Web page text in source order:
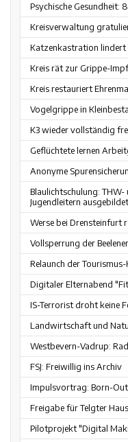
Psychische Gesundheit:
Kreisverwaltung
Katzenkastration lindert
Kreis rät zur Grippe-
Kreis restauriert
Vogelgrippe in
K3 wieder vollständig
Geflüchtete lernen
Anonyme
Blaulichtschulung: THW-
Jugendleitern ausgebildet
Werse bei Drensteinfurt
Vollsperrung der
Relaunch der
Digitaler Elternabend
IS-Terrorist droht keine
Landwirtschaft und
Westbevern-Vadrup:
FSJ: Freiwillig ins Archiv
Impulsvortrag: Born-
Freigabe für Telgter
Pilotprojekt "Digital